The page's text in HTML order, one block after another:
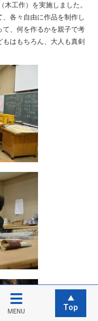
工作）を実施しました。
各々自由に作品を制作し
て、何を作るかを親子で考
はもちろん、大人も真剣